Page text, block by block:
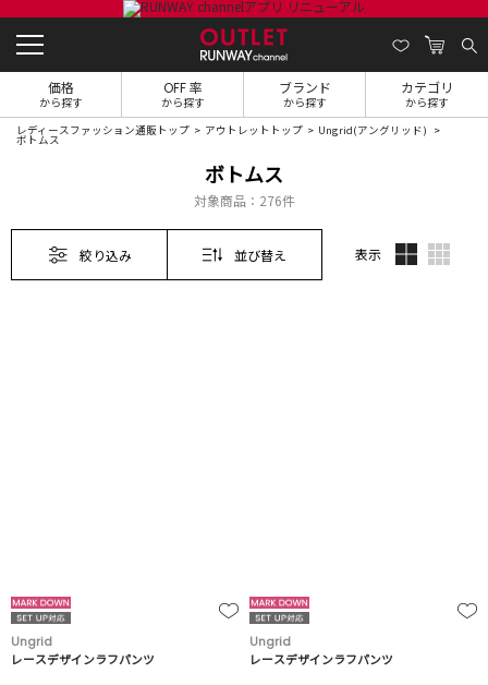
価格
から探す
OFF 率
から探す
ブランド
から探す
カテゴリ
から探す
レディースファッション通販トップ アウトレットトップ Ungrid(アングリッド)
ボトムス
ボトムス
対象商品： 276件
絞り込み 並び替え 表示
Ungrid
レースデザインラフパンツ
Ungrid
レースデザインラフパンツ